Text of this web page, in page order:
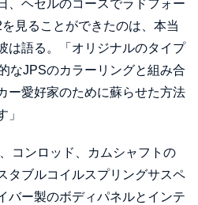
、ヘセルのコースでラドフォー
見ることができたのは、本当
は語る。「オリジナルのタイプ
なJPSのカラーリングと組み合
ー愛好家のために蘇らせた方法
」
コンロッド、カムシャフトの
タブルコイルスプリングサスペ
バー製のボディパネルとインテ